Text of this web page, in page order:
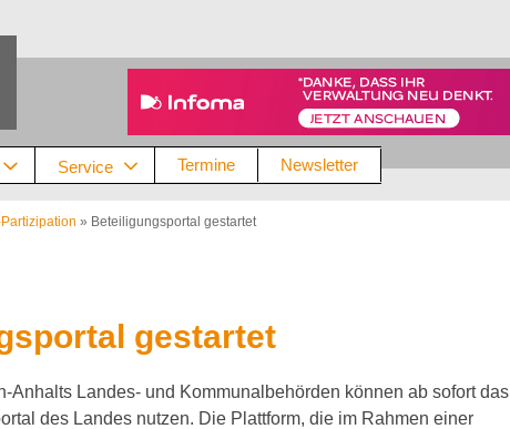
Service Termine Newsletter
Partizipation » Beteiligungsportal gestartet
gestartet
Anhalts Landes- und Kommunalbehörden können ab sofort das
des Landes nutzen. Die Plattform, die im Rahmen einer